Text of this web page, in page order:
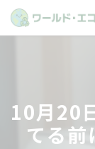
10月20
てる前